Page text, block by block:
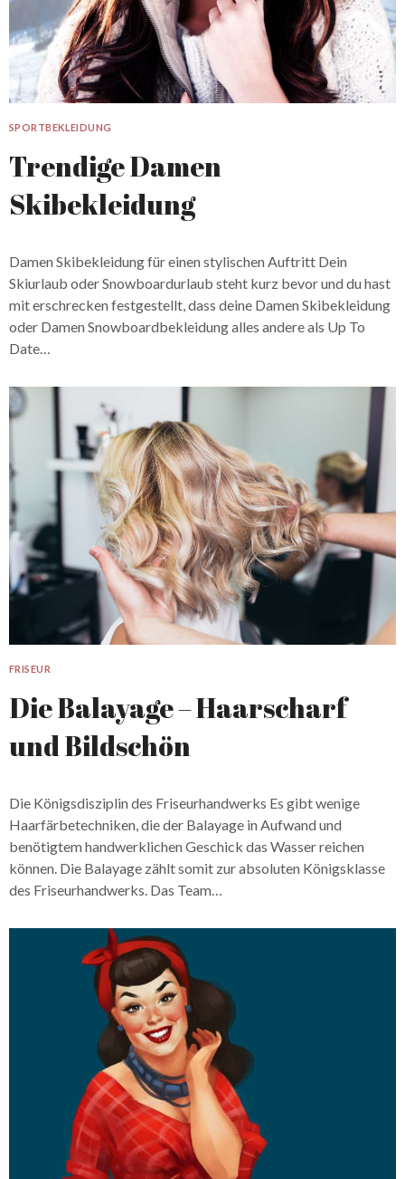
SPORTBEKLEIDUNG
Trendige Damen
Skibekleidung
Damen Skibekleidung für einen stylischen Auftritt Dein
Skiurlaub oder Snowboardurlaub steht kurz bevor und du hast
mit erschrecken festgestellt, dass deine Damen Skibekleidung
oder Damen Snowboardbekleidung alles andere als Up To
Date…
FRISEUR
Die Balayage – Haarscharf
und Bildschön
Die Königsdisziplin des Friseurhandwerks Es gibt wenige
Haarfärbetechniken, die der Balayage in Aufwand und
benötigtem handwerklichen Geschick das Wasser reichen
können. Die Balayage zählt somit zur absoluten Königsklasse
des Friseurhandwerks. Das Team…